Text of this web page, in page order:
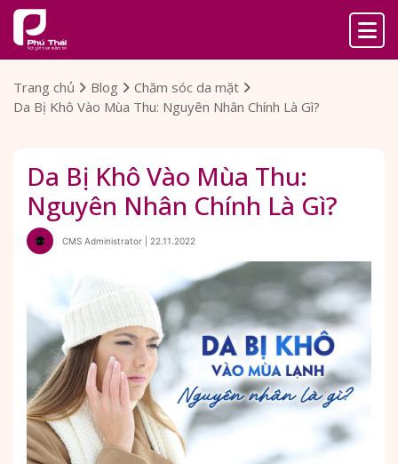
Trang chủ Blog
Chăm sóc da mặt
Da Bị Khô Vào Mùa Thu: Nguyên Nhân Chính Là Gì?
Da Bị Khô Vào Mùa Thu:
Nguyên Nhân Chính Là Gì?
CMS Administrator | 22.11.2022